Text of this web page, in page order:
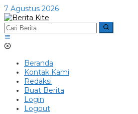
Lewati
ke
konten
7 Agustus 2026
Beranda
Kontak Kami
Redaksi
Buat Berita
Login
Logout